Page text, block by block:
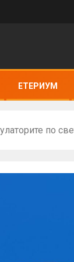
ЕТЕРИУМ
по